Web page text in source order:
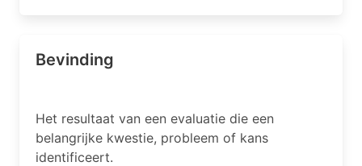
Bevinding
Het resultaat van een evaluatie die een
belangrijke kwestie, probleem of kans
identificeert.